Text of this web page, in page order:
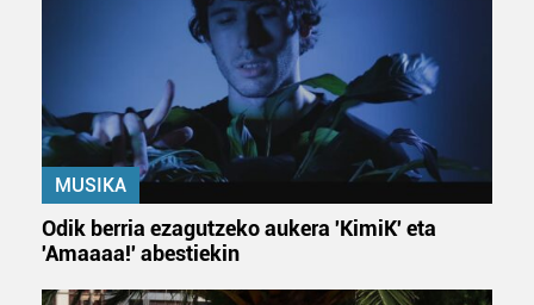
MUSIKA
Odik berria ezagutzeko aukera 'KimiK' eta
'Amaaaa!' abestiekin